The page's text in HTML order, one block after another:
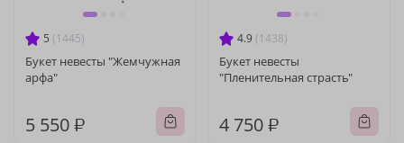
5 (1445)
Букет невесты "Жемчужная
арфа"
5 550 ₽
4.9 (1438)
Букет невесты
"Пленительная страсть"
4 750 ₽